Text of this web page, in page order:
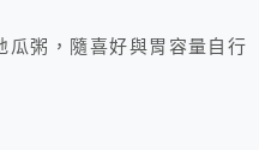
瓜粥，隨喜好與胃容量自行